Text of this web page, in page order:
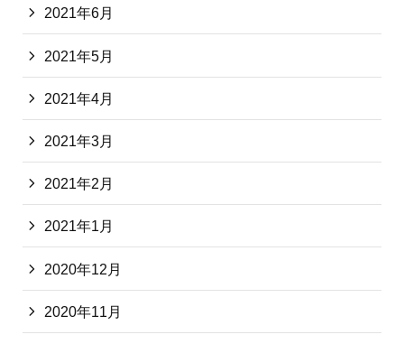
2021年6月
2021年5月
2021年4月
2021年3月
2021年2月
2021年1月
2020年12月
2020年11月